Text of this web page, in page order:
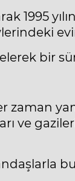
1995
bir
zaman
ve